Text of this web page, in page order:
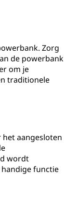
Zorg
de powerbank
om je
traditionele
aangesloten
wordt
functie